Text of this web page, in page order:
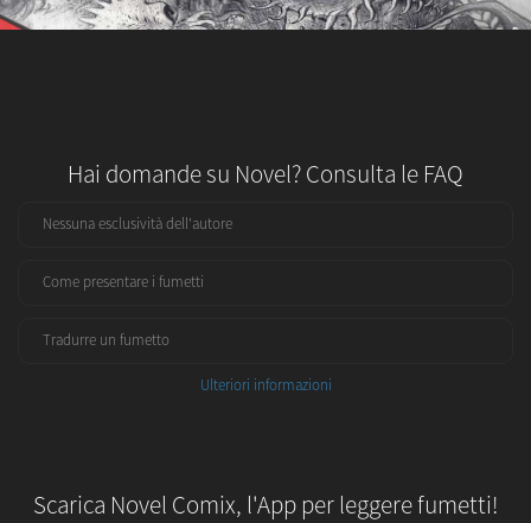
Hai domande su Novel? Consulta le FAQ
Nessuna esclusività dell'autore
Come presentare i fumetti
Tradurre un fumetto
Ulteriori informazioni
Scarica Novel Comix, l'App per leggere fumetti!